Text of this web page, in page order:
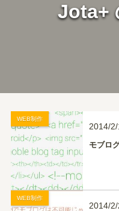
Jota+
WEB制作
2014/
モブロ
WEB制作
2014/2/